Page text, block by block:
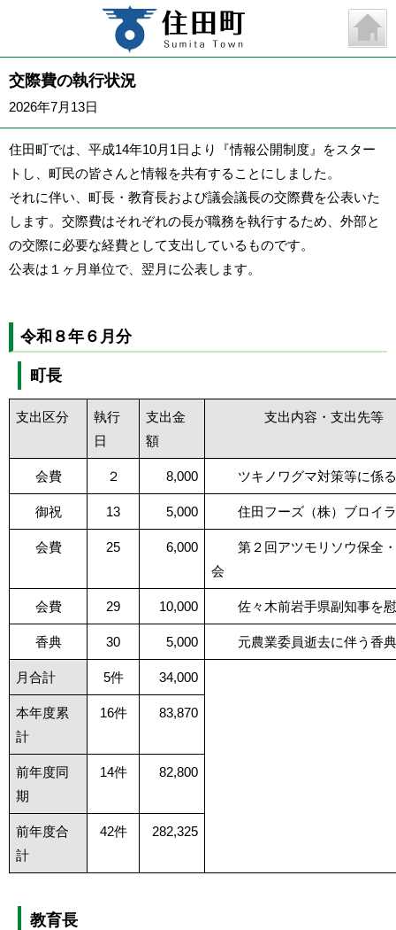
交際費の執行状況
2026年7月13日
住田町では、平成14年10月1日より『情報公開制度 』をスター
トし、町民の皆さんと情報を共有することにしました。
それに伴い、町長・教育長および議会議長の交際費を公表いた
します。交際費はそれぞれの長が職務を執行するため、外部と
の交際に必要な経費として支出しているものです。
公表は１ヶ月単位で、翌月に公表します。
令和８年６月分
町長
支出区分
執行
日
支出金
額
支出内容・支出先等
会費 ２ 8,000 ツキノワグマ対策等に係る
御祝 13 5,000 住田フーズ（株）ブロイラ
会費 25 6,000
第２回アツモリソウ保全・
会
会費 29 10,000 佐々木前岩手県副知事を慰
香典 30 5,000 元農業委員逝去に伴う香典
月合計 5件 34,000
本年度累
計
16件 83,870
前年度同
期
14件 82,800
前年度合
計
42件 282,325
教育長